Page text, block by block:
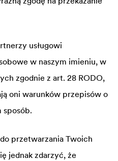
usługowi
w naszym imieniu, w
zgodnie z art. 28 RODO,
oni warunków przepisów o
sposób.
przetwarzania Twoich
jednak zdarzyć, że